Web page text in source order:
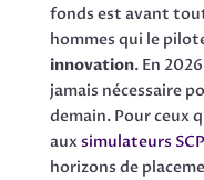
fonds est avant
hommes qui le
innovation. En
jamais nécessaire
demain. Pour ceux
auxsimulateurs
horizons de